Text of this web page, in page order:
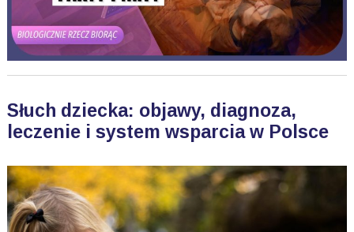
Słuch dziecka: objawy, diagnoza,
leczenie i system wsparcia w Polsce